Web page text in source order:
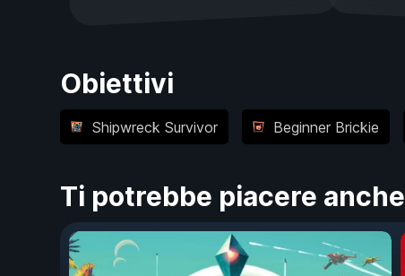
Obiettivi
Shipwreck Survivor Beginner Brickie
Ti potrebbe piacere anche